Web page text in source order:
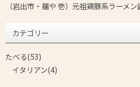
（岩出市・麺や 壱）元祖鶏豚系ラーメン
カテゴリー
たべる(53)
イタリアン(4)